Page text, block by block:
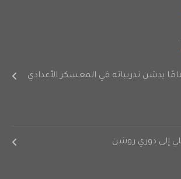
تحت 21 عامًا يدشن تدريباته في المعسكر الأعدادي
إلى دوري روشن